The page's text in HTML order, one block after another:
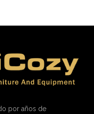
por años de